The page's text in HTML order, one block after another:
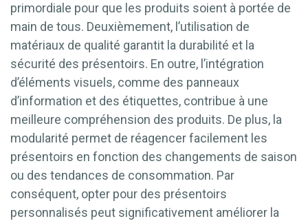
primordiale pour que les produits soient à portée de
main de tous. Deuxièmement, l’utilisation de
matériaux de qualité garantit la durabilité et la
sécurité des présentoirs. En outre, l’intégration
d’éléments visuels, comme des panneaux
d’information et des étiquettes, contribue à une
meilleure compréhension des produits. De plus, la
modularité permet de réagencer facilement les
présentoirs en fonction des changements de saison
ou des tendances de consommation. Par
conséquent, opter pour des présentoirs
personnalisés peut significativement améliorer la